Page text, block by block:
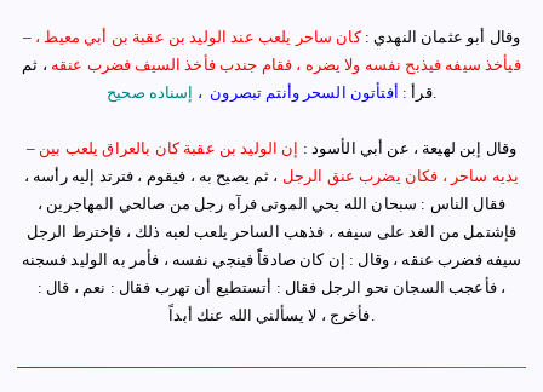
– وقال أبو عثمان النهدي :كان ساحر يلعب عند الوليد بن عقبة بن أبي معيط ،
فيأخذ سيفه فيذبح نفسه ولا يضره ، فقام جندب فأخذ السيف فضرب عنقه ، ثم
قرأ : أفتأتون السحر وأنتم تبصرون ، إسناده صحيح .
– وقال إبن لهيعة ، عن أبي الأسود : إن الوليد بن عقبة كان بالعراق يلعب بين
يديه ساحر ، فكان يضرب عنق الرجل ، ثم يصيح به ، فيقوم ، فترتد إليه رأسه ،
فقال الناس : سبحان الله يحي الموتى فرآه رجل من صالحي المهاجرين ،
فإشتمل من الغد على سيفه ، فذهب الساحر يلعب لعبه ذلك ، فإخترط الرجل
سيفه فضرب عنقه ، وقال : إن كان صادقاًً فينجي نفسه ، فأمر به الوليد فسجنه
، فأعجب السجان نحو الرجل فقال : أتستطيع أن تهرب فقال : نعم ، قال :